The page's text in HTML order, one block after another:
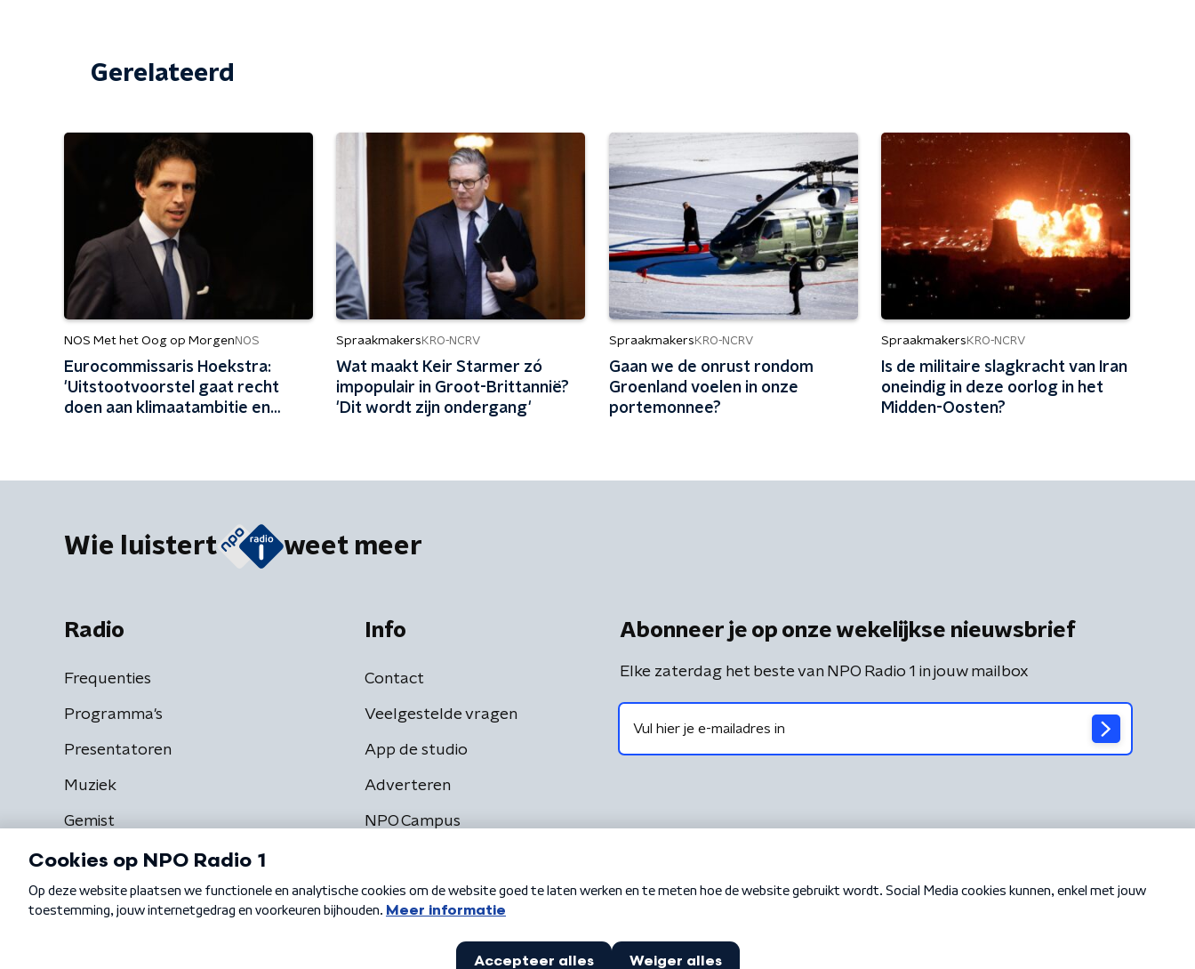
Gerelateerd
NOS Met het Oog op Morgen NOS
Eurocommissaris Hoekstra:
'Uitstootvoorstel gaat recht
doen aan klimaatambitie en
Spraakmakers KRO-NCRV
Wat maakt Keir Starmer zó
impopulair in Groot-Brittannië?
'Dit wordt zijn ondergang'
Spraakmakers KRO-NCRV
Gaan we de onrust rondom
Groenland voelen in onze
portemonnee?
Spraakmakers KRO-NCRV
Is de militaire slagkracht van Iran
oneindig in deze oorlog in het
Midden-Oosten?
Wie luistert weet meer
Radio
Frequenties
Programma's
Presentatoren
Muziek
Gemist
Info
Contact
Veelgestelde vragen
App de studio
Adverteren
NPO Campus
Abonneer je op onze wekelijkse nieuwsbrief
Elke zaterdag het beste van NPO Radio 1 in jouw mailbox
Algemene voorwaarden Privacybeleid